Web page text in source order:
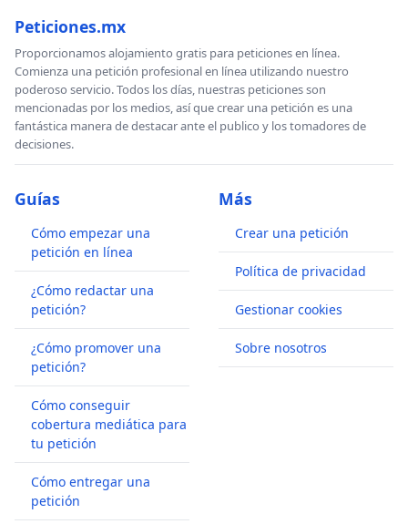
Peticiones.mx
Proporcionamos alojamiento gratis para peticiones en línea.
Comienza una petición profesional en línea utilizando nuestro
poderoso servicio. Todos los días, nuestras peticiones son
mencionadas por los medios, así que crear una petición es una
fantástica manera de destacar ante el publico y los tomadores de
decisiones.
Guías
Cómo empezar una
petición en línea
¿Cómo redactar una
petición?
¿Cómo promover una
petición?
Cómo conseguir
cobertura mediática para
tu petición
Cómo entregar una
petición
Más
Crear una petición
Política de privacidad
Gestionar cookies
Sobre nosotros